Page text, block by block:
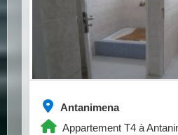
Antanimena
Appartement T4 à